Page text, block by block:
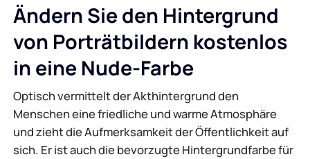
AI Image Extender
Bildoptimierer auf Shopify
Bildaufheller
JPG zu PDF Online
PDF zu JPG
WORD zu JPG
Ändern Sie den Hintergrund
von Porträtbildern kostenlos
in eine Nude-Farbe
Optisch vermittelt der Akthintergrund den
Menschen eine friedliche und warme Atmosphäre
und zieht die Aufmerksamkeit der Öffentlichkeit auf
sich. Er ist auch die bevorzugte Hintergrundfarbe für